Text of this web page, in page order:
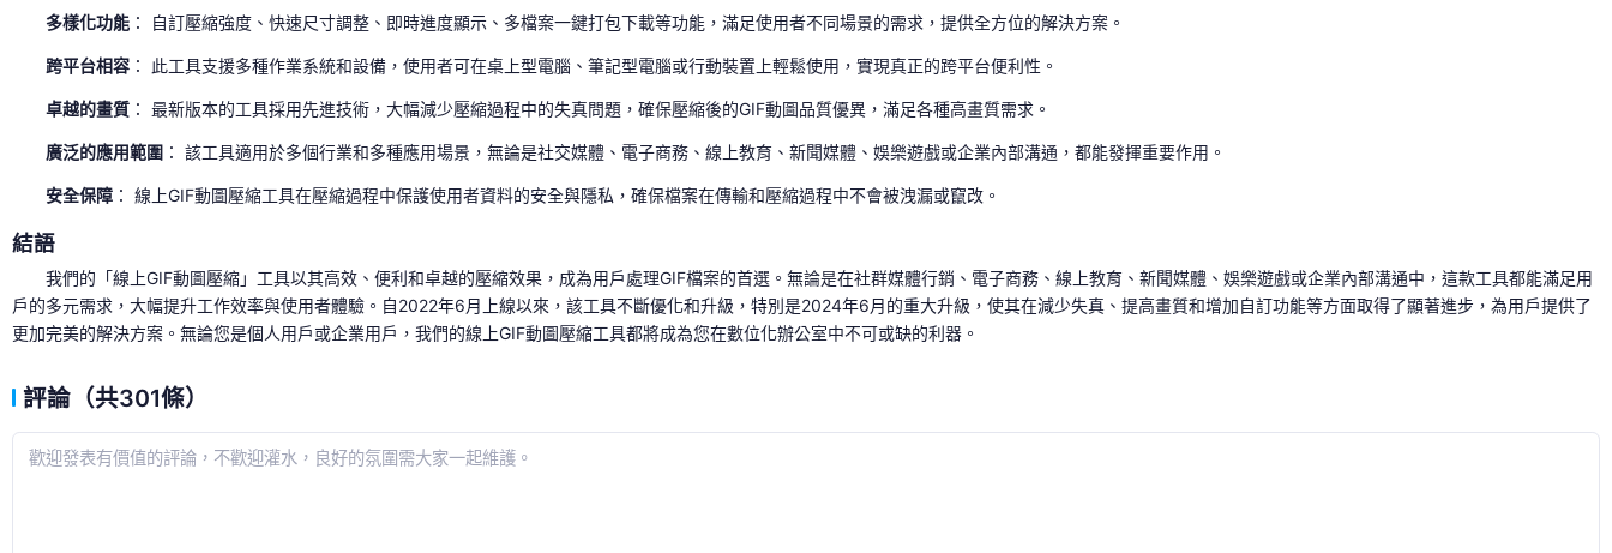
多樣化功能： 自訂壓縮強度、快速尺寸調整、即時進度顯示、多檔案一鍵打包下載等功能，滿足使用者不同場景的需求，提供全方位的解決方案。
跨平台相容： 此工具支援多種作業系統和設備，使用者可在桌上型電腦、筆記型電腦或行動裝置上輕鬆使用，實現真正的跨平台便利性。
卓越的畫質： 最新版本的工具採用先進技術，大幅減少壓縮過程中的失真問題，確保壓縮後的GIF動圖品質優異，滿足各種高畫質需求。
廣泛的應用範圍： 該工具適用於多個行業和多種應用場景，無論是社交媒體、電子商務、線上教育、新聞媒體、娛樂遊戲或企業內部溝通，都能發揮重要作用。
安全保障： 線上GIF動圖壓縮工具在壓縮過程中保護使用者資料的安全與隱私，確保檔案在傳輸和壓縮過程中不會被洩漏或竄改。
結語
我們的「線上GIF動圖壓縮」工具以其高效、便利和卓越的壓縮效果，成為用戶處理GIF檔案的首選。無論是在社群媒體行銷、電子商務、線上教育、新聞媒體、娛樂遊戲或企業內部溝通中，這款工具都能滿足用
戶的多元需求，大幅提升工作效率與使用者體驗。自2022年6月上線以來，該工具不斷優化和升級，特別是2024年6月的重大升級，使其在減少失真、提高畫質和增加自訂功能等方面取得了顯著進步，為用戶提供了
更加完美的解決方案。無論您是個人用戶或企業用戶，我們的線上GIF動圖壓縮工具都將成為您在數位化辦公室中不可或缺的利器。
評論（共301條）